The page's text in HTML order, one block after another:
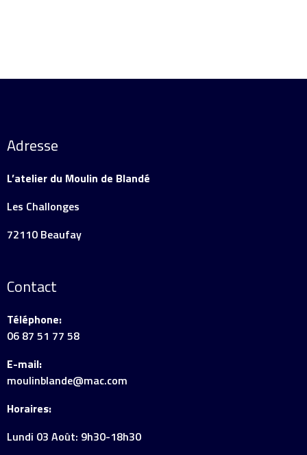
Adresse
L’atelier du Moulin de Blandé
Les Challonges
72110 Beaufay
Contact
Téléphone:
06 87 51 77 58
E-mail:
moulinblande@mac.com
Horaires:
Lundi 03 Août: 9h30-18h30